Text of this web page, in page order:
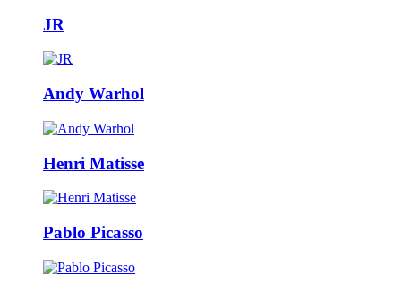
JR
Andy Warhol
Henri Matisse
Pablo Picasso